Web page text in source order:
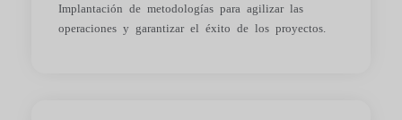
Implantación de metodologías para agilizar las
operaciones y garantizar el éxito de los proyectos.